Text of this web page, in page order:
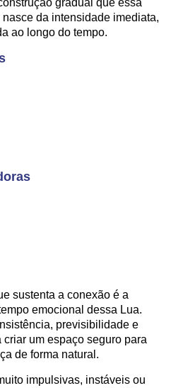
gradual que essa
da intensidade imediata,
ao longo do tempo.
sustenta a conexão é a
emocional dessa Lua.
previsibilidade e
um espaço seguro para
de forma natural.
impulsivas, instáveis ou